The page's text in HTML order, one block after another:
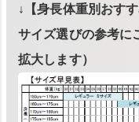
↓【身長体重別おす
サイズ選びの参考に
拡大します）